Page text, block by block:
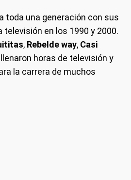
toda una generación con sus
televisión en los 1990 y 2000.
, Rebelde way, Casi
horas de televisión y
la carrera de muchos